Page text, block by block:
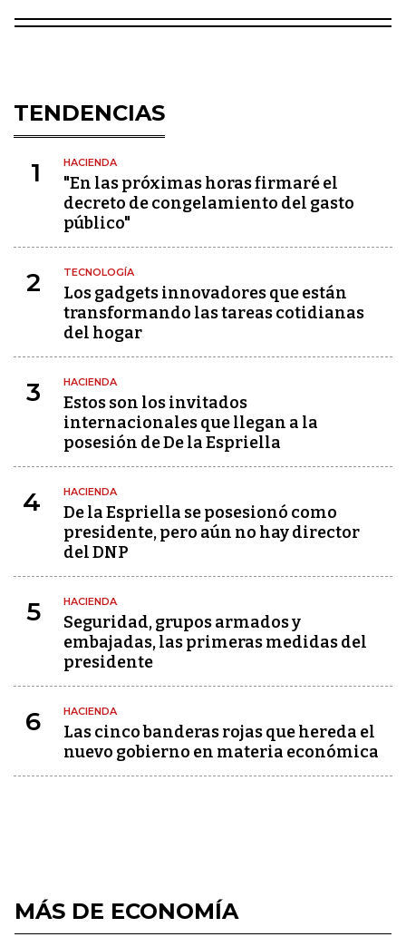
TENDENCIAS
1 HACIENDA
"En las próximas horas firmaré el
decreto de congelamiento del gasto
público"
2 TECNOLOGÍA
Los gadgets innovadores que están
transformando las tareas cotidianas
del hogar
3 HACIENDA
Estos son los invitados
internacionales que llegan a la
posesión de De la Espriella
4 HACIENDA
De la Espriella se posesionó como
presidente, pero aún no hay director
del DNP
5 HACIENDA
Seguridad, grupos armados y
embajadas, las primeras medidas del
presidente
6 HACIENDA
Las cinco banderas rojas que hereda el
nuevo gobierno en materia económica
MÁS DE ECONOMÍA